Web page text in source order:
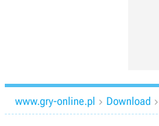
www.gry-online.pl  Download 